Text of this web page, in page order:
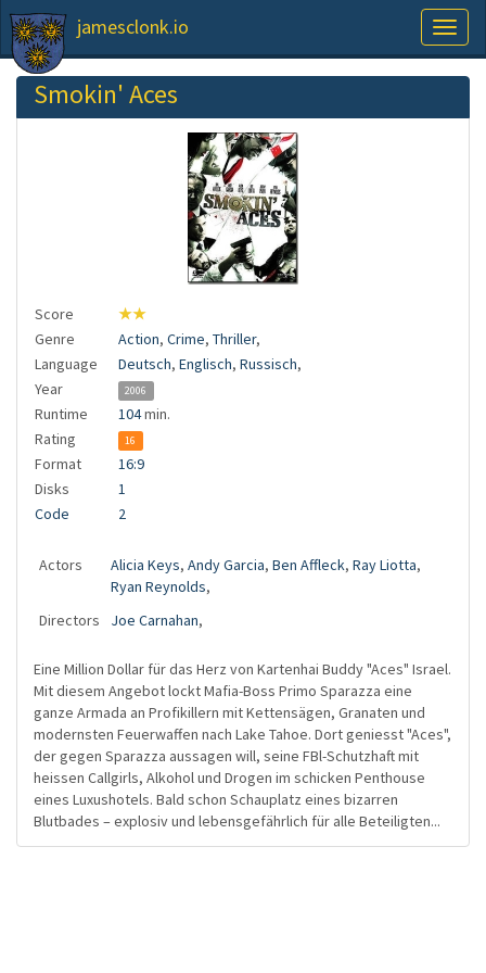
jamesclonk.io
Smokin' Aces
Score
★★
Genre
Action, Crime, Thriller,
Language
Deutsch, Englisch, Russisch,
Year
2006
Runtime 104min.
Rating
16
Format
16:9
Disks
1
Code
2
Actors Alicia Keys, Andy Garcia, Ben Affleck, Ray Liotta,
Ryan Reynolds,
Directors
Joe Carnahan,
Eine Million Dollar für das Herz von Kartenhai Buddy "Aces" Israel.
Mit diesem Angebot lockt Mafia-Boss Primo Sparazza eine
ganze Armada an Profikillern mit Kettensägen, Granaten und
modernsten Feuerwaffen nach Lake Tahoe. Dort geniesst "Aces",
der gegen Sparazza aussagen will, seine FBl-Schutzhaft mit
heissen Callgirls, Alkohol und Drogen im schicken Penthouse
eines Luxushotels. Bald schon Schauplatz eines bizarren
Blutbades – explosiv und lebensgefährlich für alle Beteiligten...